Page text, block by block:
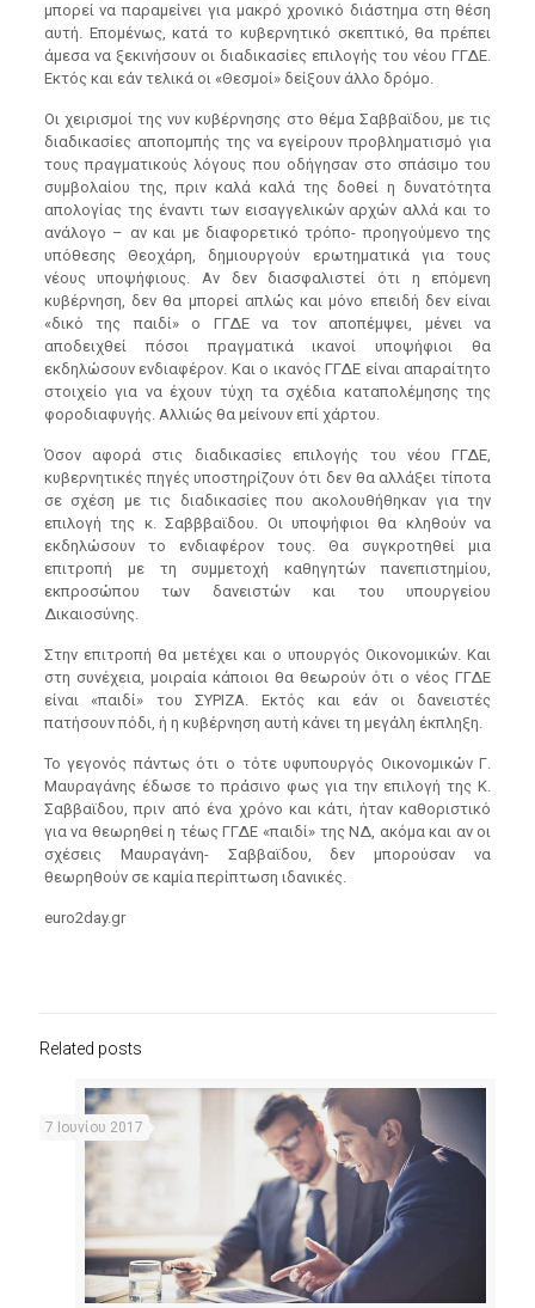
μπορεί να παραμείνει για μακρό χρονικό διάστημα στη θέση
αυτή. Επομένως, κατά το κυβερνητικό σκεπτικό, θα πρέπει
άμεσα να ξεκινήσουν οι διαδικασίες επιλογής του νέου ΓΓΔΕ.
Εκτός και εάν τελικά οι «Θεσμοί» δείξουν άλλο δρόμο.
Οι χειρισμοί της νυν κυβέρνησης στο θέμα Σαββαϊδου, με τις
διαδικασίες αποπομπής της να εγείρουν προβληματισμό για
τους πραγματικούς λόγους που οδήγησαν στο σπάσιμο του
συμβολαίου της, πριν καλά καλά της δοθεί η δυνατότητα
απολογίας της έναντι των εισαγγελικών αρχών αλλά και το
ανάλογο – αν και με διαφορετικό τρόπο- προηγούμενο της
υπόθεσης Θεοχάρη, δημιουργούν ερωτηματικά για τους
νέους υποψήφιους. Αν δεν διασφαλιστεί ότι η επόμενη
κυβέρνηση, δεν θα μπορεί απλώς και μόνο επειδή δεν είναι
«δικό της παιδί» ο ΓΓΔΕ να τον αποπέμψει, μένει να
αποδειχθεί πόσοι πραγματικά ικανοί υποψήφιοι θα
εκδηλώσουν ενδιαφέρον. Και ο ικανός ΓΓΔΕ είναι απαραίτητο
στοιχείο για να έχουν τύχη τα σχέδια καταπολέμησης της
φοροδιαφυγής. Αλλιώς θα μείνουν επί χάρτου.
Όσον αφορά στις διαδικασίες επιλογής του νέου ΓΓΔΕ,
κυβερνητικές πηγές υποστηρίζουν ότι δεν θα αλλάξει τίποτα
σε σχέση με τις διαδικασίες που ακολουθήθηκαν για την
επιλογή της κ. Σαβββαϊδου. Οι υποψήφιοι θα κληθούν να
εκδηλώσουν το ενδιαφέρον τους. Θα συγκροτηθεί μια
επιτροπή με τη συμμετοχή καθηγητών πανεπιστημίου,
εκπροσώπου των δανειστών και του υπουργείου
Δικαιοσύνης.
Στην επιτροπή θα μετέχει και ο υπουργός Οικονομικών. Και
στη συνέχεια, μοιραία κάποιοι θα θεωρούν ότι ο νέος ΓΓΔΕ
είναι «παιδί» του ΣΥΡΙΖΑ. Εκτός και εάν οι δανειστές
πατήσουν πόδι, ή η κυβέρνηση αυτή κάνει τη μεγάλη έκπληξη.
Το γεγονός πάντως ότι ο τότε υφυπουργός Οικονομικών Γ.
Μαυραγάνης έδωσε το πράσινο φως για την επιλογή της Κ.
Σαββαϊδου, πριν από ένα χρόνο και κάτι, ήταν καθοριστικό
για να θεωρηθεί η τέως ΓΓΔΕ «παιδί» της ΝΔ, ακόμα και αν οι
σχέσεις Μαυραγάνη- Σαββαϊδου, δεν μπορούσαν να
θεωρηθούν σε καμία περίπτωση ιδανικές.
euro2day.gr
Related posts
7 Ιουνίου 2017